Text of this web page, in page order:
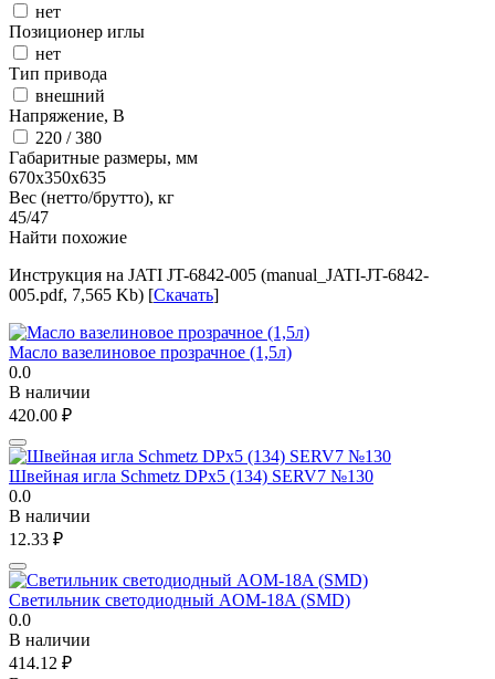
нет
Позиционер иглы
нет
Тип привода
внешний
Напряжение, В
220 / 380
Габаритные размеры, мм
670x350x635
Вес (нетто/брутто), кг
45/47
Найти похожие
Инструкция на JATI JT-6842-005 (manual_JATI-JT-6842-
005.pdf, 7,565 Kb) [Скачать]
Масло вазелиновое прозрачное (1,5л)
0.0
В наличии
420.00 ₽
Швейная игла Schmetz DPx5 (134) SERV7 №130
0.0
В наличии
12.33 ₽
Светильник светодиодный AOM-18A (SMD)
0.0
В наличии
414.12 ₽